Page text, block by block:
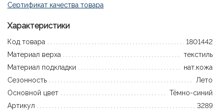
Сертификат качества товара
Характеристики
Код товара
1801442
Материал верха
текстиль
Материал подкладки
нат.кожа
Сезонность
Лето
Основной цвет
Тёмно-синий
Артикул
3289